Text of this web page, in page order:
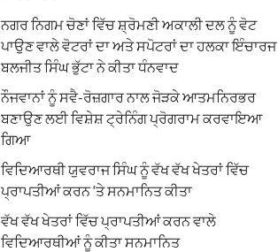
ਨਗਰ ਨਿਗਮ ਚੋਣਾਂ ਵਿੱਚ ਸ਼੍ਰੋਮਣੀ ਅਕਾਲੀ ਦਲ ਨੂੰ ਵੋਟ
ਪਾਉਣ ਵਾਲੇ ਵੋਟਰਾਂ ਦਾ ਅਤੇ ਸਪੋਟਰਾਂ ਦਾ ਹਲਕਾ ਇੰਚਾਰਜ
ਬਲਜੀਤ ਸਿੰਘ ਭੁੱਟਾ ਨੇ ਕੀਤਾ ਧੰਨਵਾਦ
ਨੌਜਵਾਨਾਂ ਨੂੰ ਸਵੈ-ਰੋਜ਼ਗਾਰ ਨਾਲ ਜੋੜਕੇ ਆਤਮਨਿਰਭਰ
ਬਣਾਉਣ ਲਈ ਵਿਸ਼ੇਸ਼ ਟ੍ਰੇਨਿੰਗ ਪ੍ਰੋਗਰਾਮ ਕਰਵਾਇਆ
ਗਿਆ
ਵਿਦਿਆਰਥੀ ਯੁਵਰਾਜ ਸਿੰਘ ਨੂੰ ਵੱਖ ਵੱਖ ਖੇਤਰਾਂ ਵਿੱਚ
ਪ੍ਰਾਪਤੀਆਂ ਕਰਨ ‘ਤੇ ਸਨਮਾਨਿਤ ਕੀਤਾ
ਵੱਖ ਵੱਖ ਖੇਤਰਾਂ ਵਿੱਚ ਪ੍ਰਾਪਤੀਆਂ ਕਰਨ ਵਾਲੇ
ਵਿਦਿਆਰਥੀਆਂ ਨੂੰ ਕੀਤਾ ਸਨਮਾਨਿਤ